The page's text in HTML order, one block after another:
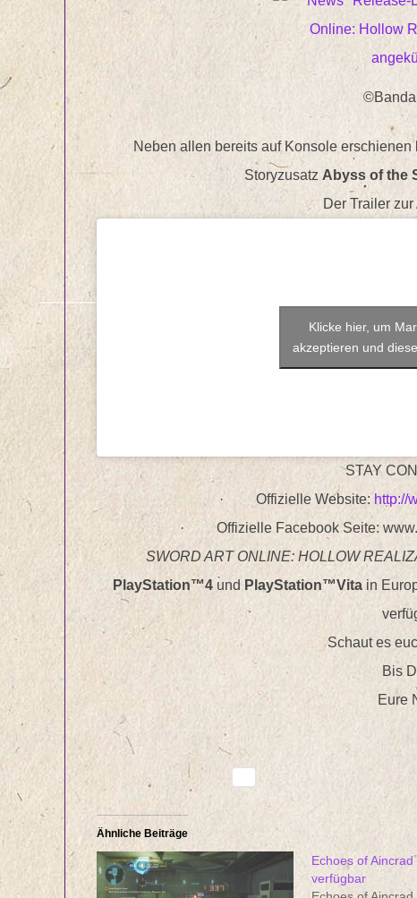
Neben allen bereits auf Konsole erschienen
Storyzusatz Abyss of the
Der Trailer
Klicke hier, um
akzeptieren und
STAY
· Offizielle Website: http://
· Offizielle Facebook Seite:
SWORD ART ONLINE: HOLLOW
PlayStation™4und PlayStation™Vitain
Schaut es
Bis
Eure
Ähnliche Beiträge
Echoes of
verfügbar